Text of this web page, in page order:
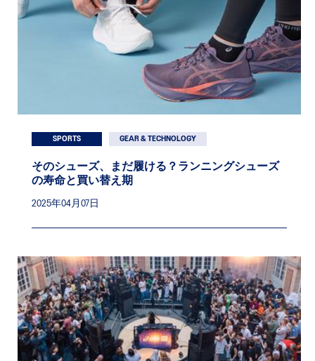
SPORTS GEAR & TECHNOLOGY
そのシューズ、まだ履ける？ランニングシューズ
の寿命と買い替え期
2025年04月07日